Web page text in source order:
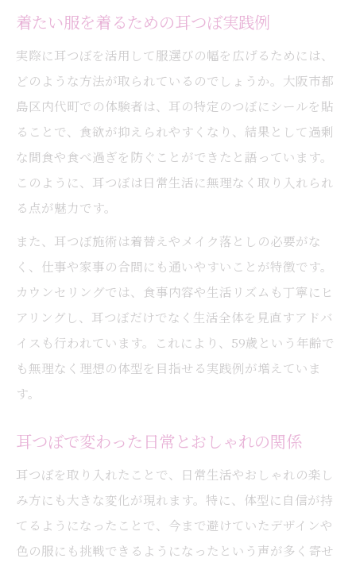
着たい服を着るための耳つぼ実践例
実際に耳つぼを活用して服選びの幅を広げるためには、
どのような方法が取られているのでしょうか。大阪市都
島区内代町での体験者は、耳の特定のつぼにシールを貼
ることで、食欲が抑えられやすくなり、結果として過剰
な間食や食べ過ぎを防ぐことができたと語っています。
このように、耳つぼは日常生活に無理なく取り入れられ
る点が魅力です。
また、耳つぼ施術は着替えやメイク落としの必要がな
く、仕事や家事の合間にも通いやすいことが特徴です。
カウンセリングでは、食事内容や生活リズムも丁寧にヒ
アリングし、耳つぼだけでなく生活全体を見直すアドバ
イスも行われています。これにより、59歳という年齢で
も無理なく理想の体型を目指せる実践例が増えていま
す。
耳つぼで変わった日常とおしゃれの関係
耳つぼを取り入れたことで、日常生活やおしゃれの楽し
み方にも大きな変化が現れます。特に、体型に自信が持
てるようになったことで、今まで避けていたデザインや
色の服にも挑戦できるようになったという声が多く寄せ